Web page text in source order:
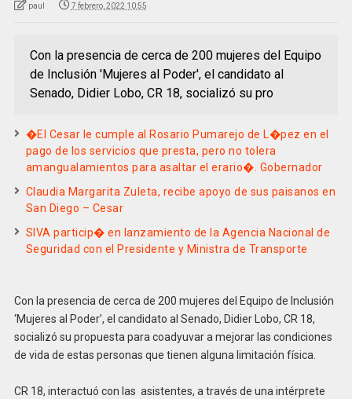
paul 7 febrero, 2022 10:55
Con la presencia de cerca de 200 mujeres del Equipo
de Inclusión 'Mujeres al Poder', el candidato al
Senado, Didier Lobo, CR 18, socializó su pro
�El Cesar le cumple al Rosario Pumarejo de L�pez en el
pago de los servicios que presta, pero no tolera
amangualamientos para asaltar el erario�. Gobernador
Claudia Margarita Zuleta, recibe apoyo de sus paisanos en
San Diego – Cesar
SIVA particip� en lanzamiento de la Agencia Nacional de
Seguridad con el Presidente y Ministra de Transporte
Con la presencia de cerca de 200 mujeres del Equipo de Inclusión
‘Mujeres al Poder’, el candidato al Senado, Didier Lobo, CR 18,
socializó su propuesta para coadyuvar a mejorar las condiciones
de vida de estas personas que tienen alguna limitación física.
CR 18, interactuó con las asistentes, a través de una intérprete